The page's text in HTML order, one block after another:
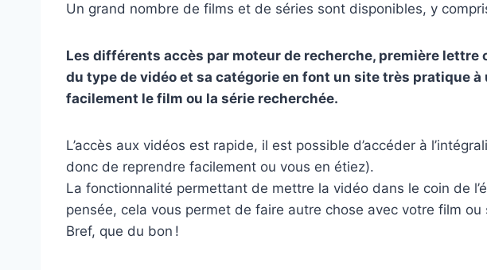
Un grand nombre de films et de séries sont disponibles, y
Les différents accès par moteur de recherche, première lettre
du type de vidéo et sa catégorie en font un site très pratique à
facilement le film ou la série recherchée.
L’accès aux vidéos est rapide, il est possible d’accéder à
donc de reprendre facilement ou vous en étiez).
La fonctionnalité permettant de mettre la vidéo dans le coin de
pensée, cela vous permet de faire autre chose avec votre film ou
Bref, que du bon !